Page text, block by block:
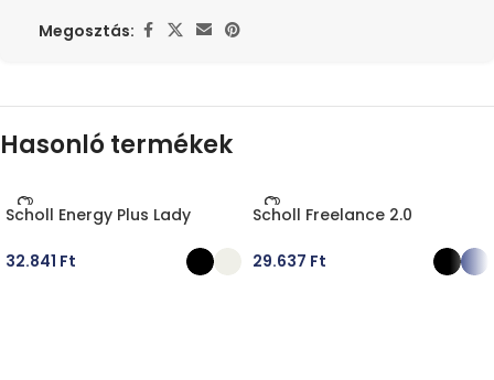
Megosztás:
Hasonló termékek
Scholl Energy Plus Lady
32.841 Ft
Scholl Freelance 2.0
29.637 Ft